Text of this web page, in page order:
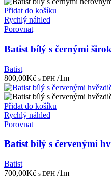
Přidat do košíku
Rychlý náhled
Porovnat
Batist bílý s černými
Batist
800,00Kč s DPH /1m
Přidat do košíku
Rychlý náhled
Porovnat
Batist bílý s červenými
Batist
700,00Kč s DPH /1m